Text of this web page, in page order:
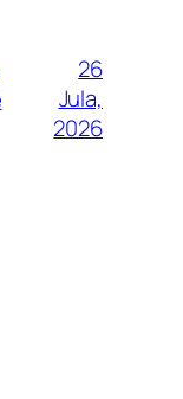
26
Jula,
2026